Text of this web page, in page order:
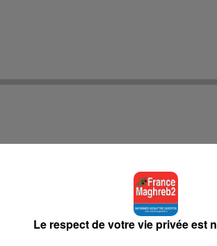
Le respect de votre vie privée est